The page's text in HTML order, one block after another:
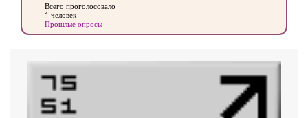
Всего проголосовало
1 человек
Прошлые опросы